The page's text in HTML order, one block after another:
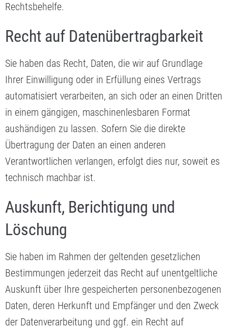
Rechtsbehelfe.
Recht auf Daten­übertrag­barkeit
Sie haben das Recht, Daten, die wir auf Grundlage
Ihrer Einwilligung oder in Erfüllung eines Vertrags
automatisiert verarbeiten, an sich oder an einen Dritten
in einem gängigen, maschinenlesbaren Format
aushändigen zu lassen. Sofern Sie die direkte
Übertragung der Daten an einen anderen
Verantwortlichen verlangen, erfolgt dies nur, soweit es
technisch machbar ist.
Auskunft, Berichtigung und
Löschung
Sie haben im Rahmen der geltenden gesetzlichen
Bestimmungen jederzeit das Recht auf unentgeltliche
Auskunft über Ihre gespeicherten personenbezogenen
Daten, deren Herkunft und Empfänger und den Zweck
der Datenverarbeitung und ggf. ein Recht auf